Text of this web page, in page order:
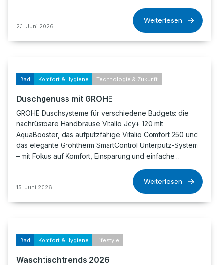
23. Juni 2026
Weiterlesen
Bad Komfort & Hygiene Technologie & Zukunft
Duschgenuss mit GROHE
GROHE Duschsysteme für verschiedene Budgets: die
nachrüstbare Handbrause Vitalio Joy+ 120 mit
AquaBooster, das aufputzfähige Vitalio Comfort 250 und
das elegante Grohtherm SmartControl Unterputz-System
– mit Fokus auf Komfort, Einsparung und einfache…
15. Juni 2026
Weiterlesen
Bad Komfort & Hygiene Lifestyle
Waschtischtrends 2026